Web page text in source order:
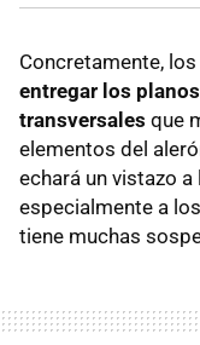
Concretamente,
entregar los
transversales que
elementos del
echará un vistazo
especialmente a
tiene muchas